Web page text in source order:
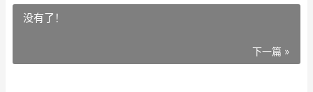
没有了！
下一篇 »